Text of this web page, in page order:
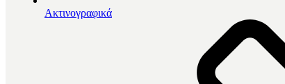
Ακτινογραφικά